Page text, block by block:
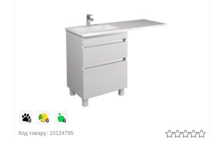
Код товару: 10124795